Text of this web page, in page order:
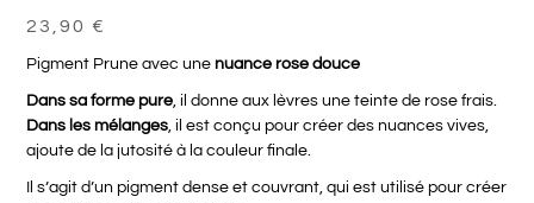
23,90 €
Pigment Prune avec unenuance rose douce
Dans sa forme pure, il donne aux lèvres une teinte de rose frais.
Dans les mélanges, il est conçu pour créer des nuances vives,
ajoute de la jutosité à la couleur finale.
Il s’agit d’un pigment dense et couvrant, qui est utilisé pour créer